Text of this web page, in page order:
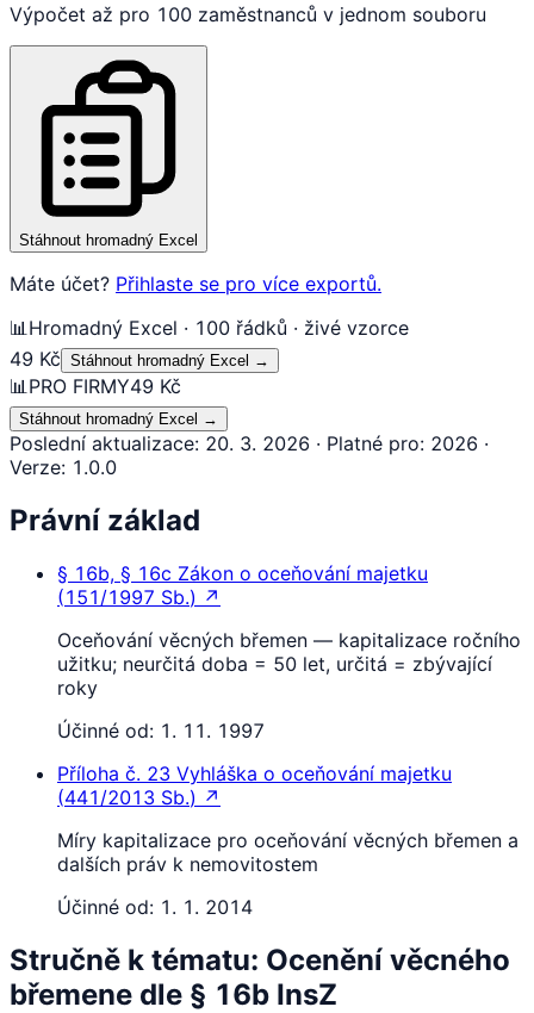
Výpočet až pro 100 zaměstnanců v jednom souboru
Stáhnout hromadný Excel
Máte účet? Přihlaste se pro více exportů.
📊 Hromadný Excel · 100 řádků · živé vzorce
49 Kč Stáhnout hromadný Excel →
📊 PRO FIRMY49 Kč
Stáhnout hromadný Excel →
Poslední aktualizace: 20. 3. 2026 · Platné pro: 2026 ·
Verze: 1.0.0
Právní základ
§ 16b, § 16c Zákon o oceňování majetku
(151/1997 Sb.) ↗
Oceňování věcných břemen — kapitalizace ročního
užitku; neurčitá doba = 50 let, určitá = zbývající
roky
Účinné od: 1. 11. 1997
Příloha č. 23 Vyhláška o oceňování majetku
(441/2013 Sb.) ↗
Míry kapitalizace pro oceňování věcných břemen a
dalších práv k nemovitostem
Účinné od: 1. 1. 2014
Stručně k tématu: Ocenění věcného
břemene dle § 16b InsZ